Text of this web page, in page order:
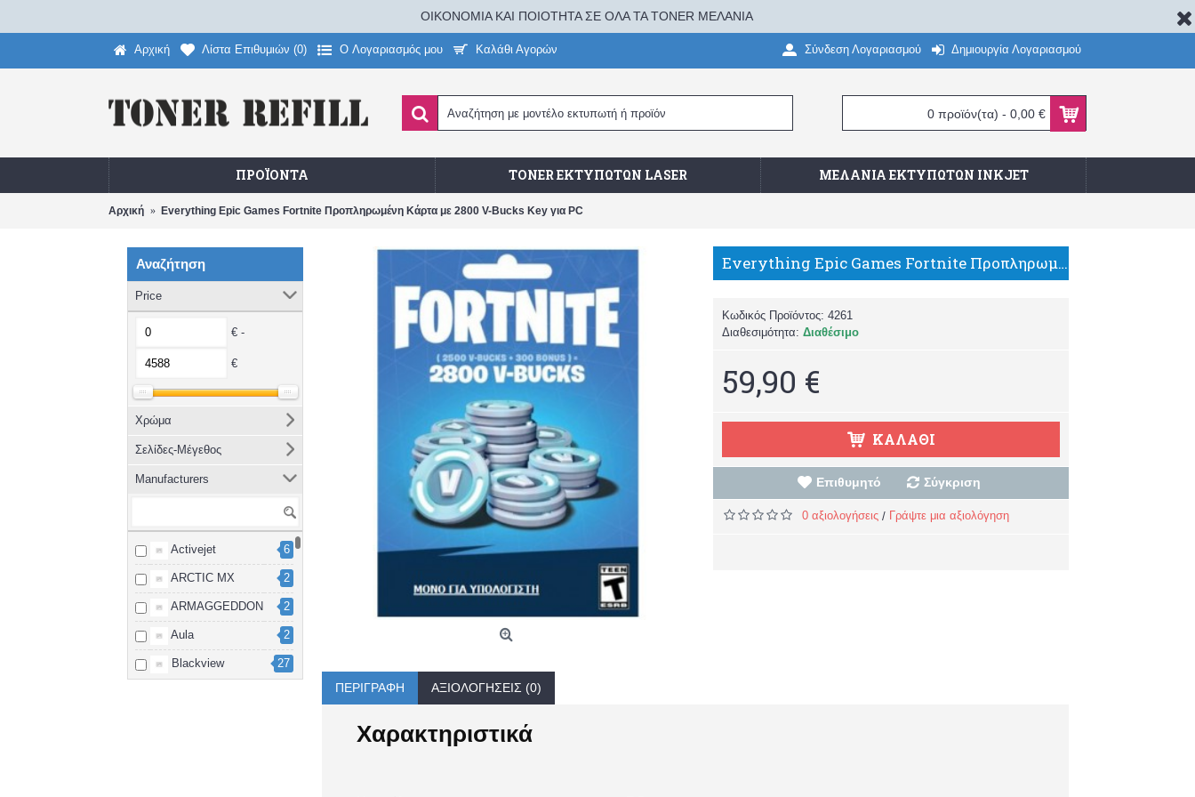
ΟΙΚΟΝΟΜΙΑ ΚΑΙ ΠΟΙΟΤΗΤΑ ΣΕ ΟΛΑ ΤΑ TONER ΜΕΛΑΝΙΑ
Αρχική Λίστα Επιθυμιών (0) O Λογαριασμός μου Καλάθι Αγορών Σύνδεση Λογαριασμού Δημιουργία Λογαριασμού
0 προϊόν(τα) - 0,00 €
ΠΡΟΪΌΝΤΑ TONER ΕΚΤΥΠΩΤΏΝ LASER ΜΕΛΆΝΙΑ ΕΚΤΥΠΩΤΏΝ INKJET
Αρχική Everything Epic Games Fortnite Προπληρωμένη Κάρτα με 2800 V-Bucks Key για PC
Αναζήτηση
Price
€ -
€
Χρώμα
Σελίδες-Μέγεθος
Manufacturers
Activejet 6
ARCTIC MX 2
ARMAGGEDDON 2
Aula 2
Blackview 27
Everything Epic Games Fortnite Προπληρωμένη Κάρτα με 2800 V-Bucks Key για PC
Κωδικός Προϊόντος: 4261
Διαθεσιμότητα: Διαθέσιμο
59,90 €
ΚΑΛΆΘΙ
Επιθυμητό Σύγκριση
0 αξιολογήσεις / Γράψτε μια αξιολόγηση
ΠΕΡΙΓΡΑΦΉ ΑΞΙΟΛΟΓΉΣΕΙΣ (0)
Χαρακτηριστικά